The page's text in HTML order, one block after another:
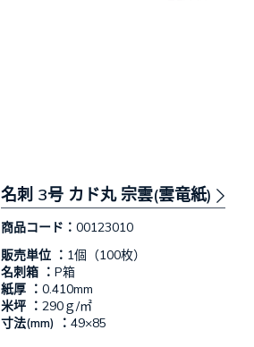
名刺 3号 カド丸 宗雲(雲竜紙)
商品コード： 00123010
販売単位 ： 1個（100枚）
名刺箱 ： P箱
紙厚 ： 0.410mm
米坪 ： 290ｇ/㎡
寸法(mm) ： 49×85